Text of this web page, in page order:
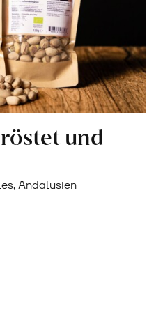
und
Andalusien